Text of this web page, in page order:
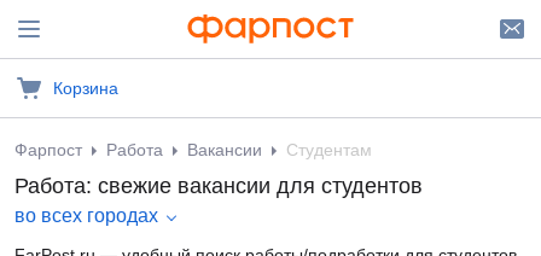
Корзина
Фарпост Работа Вакансии Студентам
Работа: свежие вакансии для студентов
во всех городах